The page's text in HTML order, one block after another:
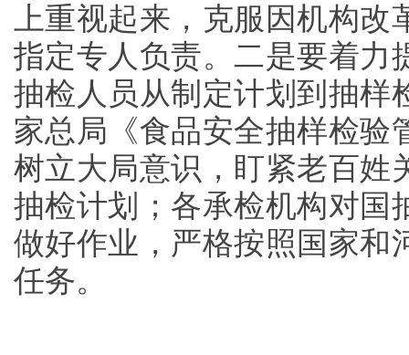
上重视起来，克服因机构
指定专人负责。二是要着力
抽检人员从制定计划到抽样
家总局《食品安全抽样检验
树立大局意识，盯紧老百姓
抽检计划；各承检机构对国
做好作业，严格按照国家和
任务。